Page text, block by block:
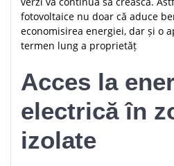
fotovoltaice nu doar că aduce
economisirea energiei, dar și o
termen lung a proprietăț
Acces la
electrică în
izolate